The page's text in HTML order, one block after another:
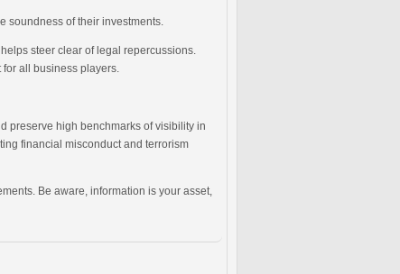
soundness of their investments.
steer clear of legal repercussions.
all business players.
preserve high benchmarks of visibility in
financial misconduct and terrorism
Be aware, information is your asset,